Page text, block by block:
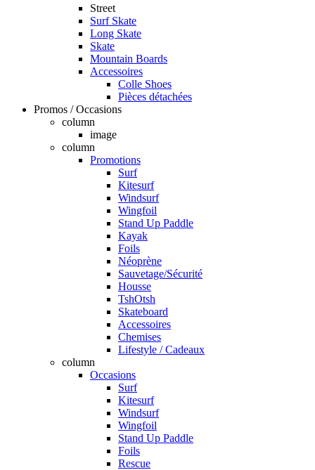
Street
Surf Skate
Long Skate
Skate
Mountain Boards
Accessoires
Colle Shoes
Pièces détachées
Promos / Occasions
column
image
column
Promotions
Surf
Kitesurf
Windsurf
Wingfoil
Stand Up Paddle
Kayak
Foils
Néoprène
Sauvetage/Sécurité
Housse
TshOtsh
Skateboard
Accessoires
Chemises
Lifestyle / Cadeaux
column
Occasions
Surf
Kitesurf
Windsurf
Wingfoil
Stand Up Paddle
Foils
Rescue